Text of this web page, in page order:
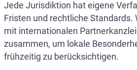
Jede Jurisdiktion hat eigene
Fristen und rechtliche Standards.
mit internationalen
zusammen, um lokale
frühzeitig zu berücksichtigen.